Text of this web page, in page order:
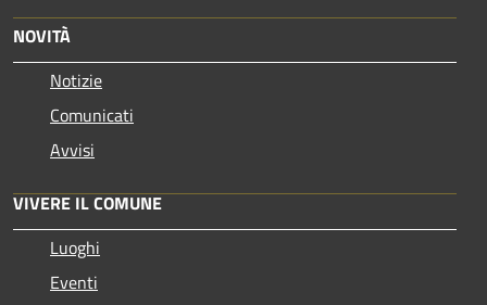
NOVITÀ
Notizie
Comunicati
Avvisi
VIVERE IL COMUNE
Luoghi
Eventi